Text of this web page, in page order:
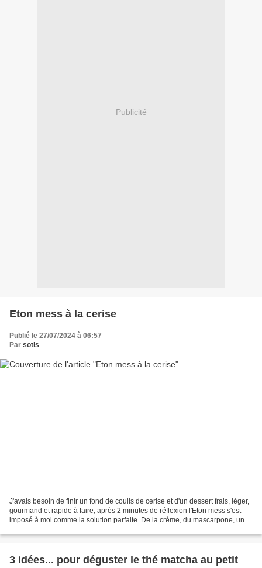
Publicité
Eton mess à la cerise
Publié le 27/07/2024 à 06:57
Par sotis
J'avais besoin de finir un fond de coulis de cerise et d'un dessert frais, léger,
gourmand et rapide à faire, après 2 minutes de réflexion l'Eton mess s'est
imposé à moi comme la solution parfaite. De la crème, du mascarpone, un
3 idées... pour déguster le thé matcha au petit